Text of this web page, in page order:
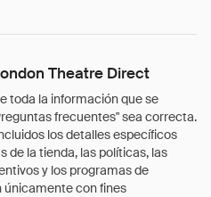
Theatre Direct
toda la información que se
frecuentes" sea correcta.
los detalles específicos
de la tienda, las políticas, las
y los programas de
únicamente con fines